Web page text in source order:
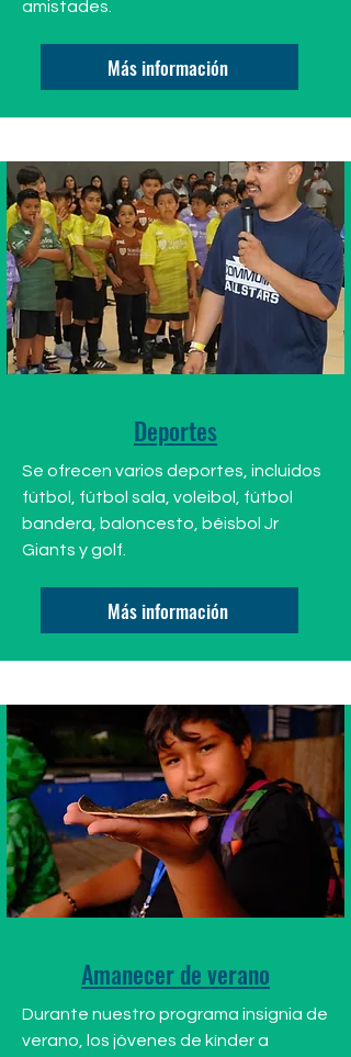
amistades.
Más información
Deportes
Se ofrecen varios deportes, incluidos
fútbol, fútbol sala, voleibol, fútbol
bandera, baloncesto, béisbol Jr
Giants y golf.
Más información
Amanecer de verano
Durante nuestro programa insignia de
verano, los jóvenes de kínder a